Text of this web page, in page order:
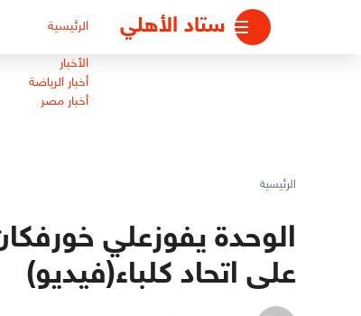
ستاد الأهلي الرئيسية
الأخبار
أخبار الرياضة
أخبار مصر
الرئيسية
الوحدة يفوزعلي
على اتحاد كلباء(فيديو)